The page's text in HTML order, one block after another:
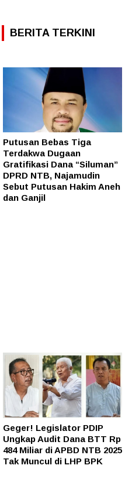
BERITA TERKINI
Putusan Bebas Tiga
Terdakwa Dugaan
Gratifikasi Dana “Siluman”
DPRD NTB, Najamudin
Sebut Putusan Hakim Aneh
dan Ganjil
Geger! Legislator PDIP
Ungkap Audit Dana BTT Rp
484 Miliar di APBD NTB 2025
Tak Muncul di LHP BPK